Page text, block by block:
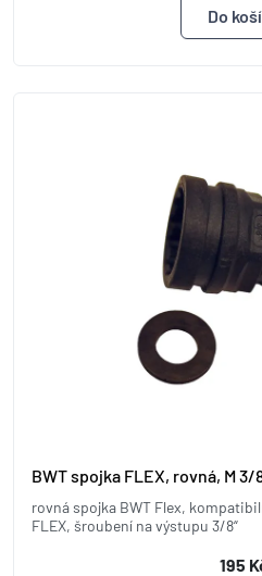
BWT spojka FLEX, rovná, M 3/
rovná spojka BWT Flex,
FLEX, šroubení na výstupu 3/8“
195